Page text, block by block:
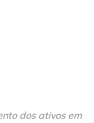
dos ativos em